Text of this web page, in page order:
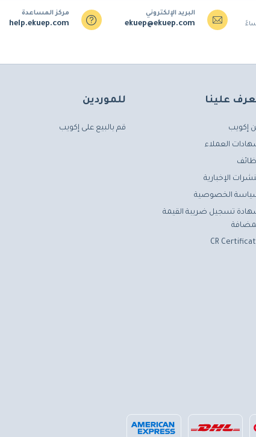
البريد الإلكتروني
ekuep@ekuep.com
مركز المساعدة
help.ekuep.com
علينا
إكويب
العملاء
الإخبارية
الخصوصية
تسجيل ضريبة القيمة
CR
للموردين
قم بالبيع على إكويب